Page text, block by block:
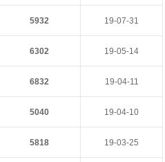
5932 19-07-31
6302 19-05-14
6832 19-04-11
5040 19-04-10
5818 19-03-25